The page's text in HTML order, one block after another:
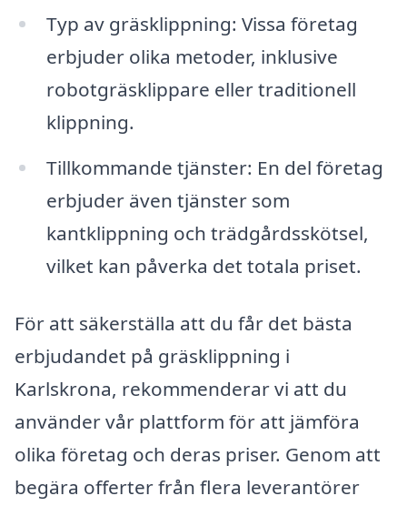
Typ av gräsklippning: Vissa företag
erbjuder olika metoder, inklusive
robotgräsklippare eller traditionell
klippning.
Tillkommande tjänster: En del företag
erbjuder även tjänster som
kantklippning och trädgårdsskötsel,
vilket kan påverka det totala priset.
För att säkerställa att du får det bästa
erbjudandet på gräsklippning i
Karlskrona, rekommenderar vi att du
använder vår plattform för att jämföra
olika företag och deras priser. Genom att
begära offerter från flera leverantörer